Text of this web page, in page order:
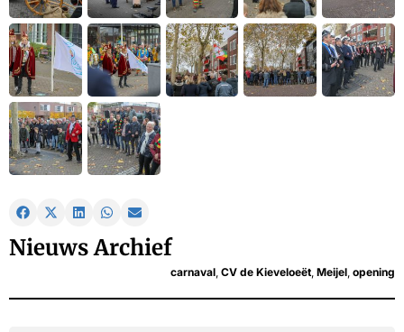
Nieuws Archief
carnaval CV de Kieveloeët Meijel opening